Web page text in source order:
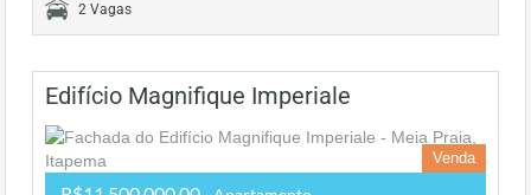
2 Vagas
Edifício Magnifique Imperiale
Venda